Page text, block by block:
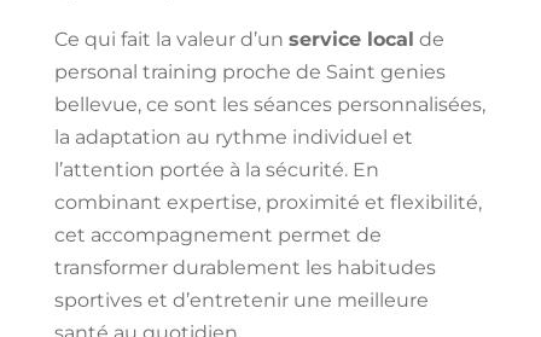
Ce qui fait la valeur d’un service local de
personal training proche de Saint genies
bellevue, ce sont les séances personnalisées,
la adaptation au rythme individuel et
l’attention portée à la sécurité. En
combinant expertise, proximité et flexibilité,
cet accompagnement permet de
transformer durablement les habitudes
sportives et d’entretenir une meilleure